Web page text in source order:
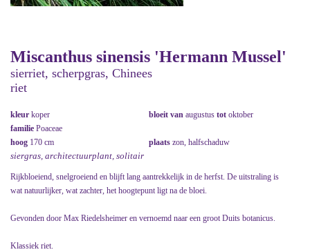
Miscanthus sinensis 'Hermann Mussel'
sierriet, scherpgras, Chinees
riet
kleur koper bloeit van augustus tot oktober
familie Poaceae
hoog 170 cm plaats zon, halfschaduw
siergras, architectuurplant, solitair
Rijkbloeiend, snelgroeiend en blijft lang aantrekkelijk in de herfst. De uitstraling is
wat natuurlijker, wat zachter, het hoogtepunt ligt na de bloei.
Gevonden door Max Riedelsheimer en vernoemd naar een groot Duits botanicus.
Klassiek riet.